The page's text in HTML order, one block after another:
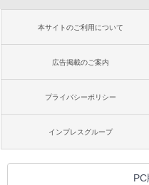
本サイトのご利用について
広告掲載のご案内
プライバシーポリシー
インプレスグループ
PC